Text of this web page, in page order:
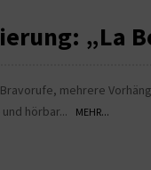
„La
mehrere
hörbar...
MEHR...